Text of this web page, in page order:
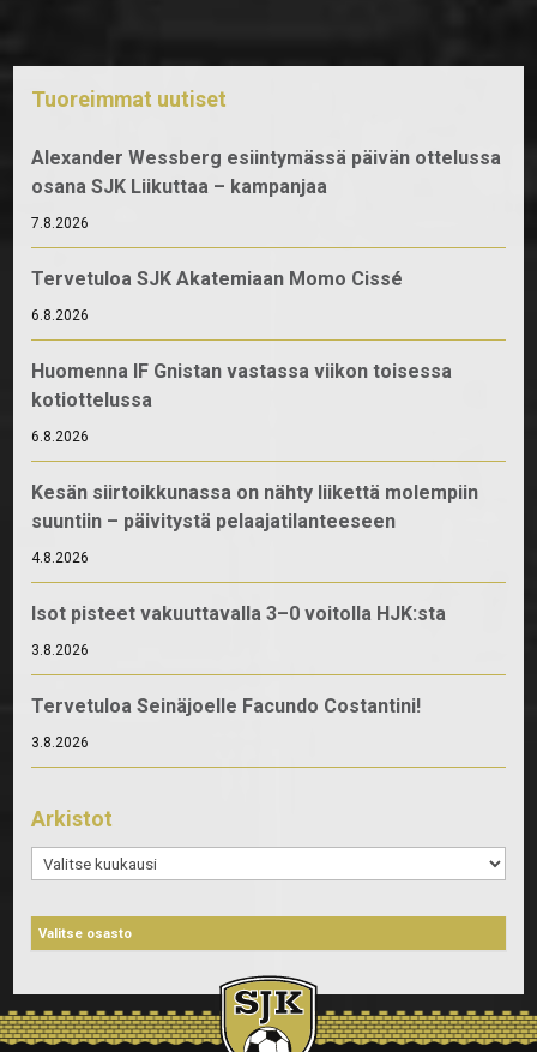
Tuoreimmat uutiset
Alexander Wessberg esiintymässä päivän ottelussa
osana SJK Liikuttaa – kampanjaa
7.8.2026
Tervetuloa SJK Akatemiaan Momo Cissé
6.8.2026
Huomenna IF Gnistan vastassa viikon toisessa
kotiottelussa
6.8.2026
Kesän siirtoikkunassa on nähty liikettä molempiin
suuntiin – päivitystä pelaajatilanteeseen
4.8.2026
Isot pisteet vakuuttavalla 3–0 voitolla HJK:sta
3.8.2026
Tervetuloa Seinäjoelle Facundo Costantini!
3.8.2026
Arkistot
Arkistot